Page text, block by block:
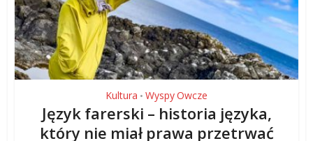
Kultura • Wyspy Owcze
Język farerski – historia języka,
który nie miał prawa przetrwać